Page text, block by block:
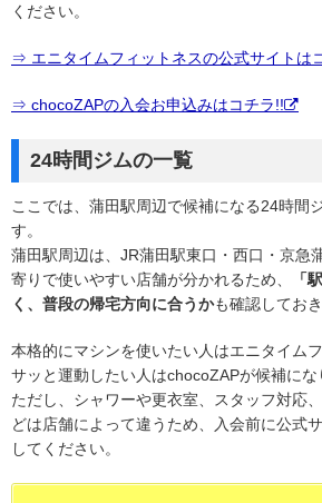
ください。
⇒ エニタイムフィットネスの公式サイトは
⇒ chocoZAPの入会お申込みはコチラ!!
24時間ジムの一覧
ここでは、蒲田駅周辺で候補になる24時間
す。
蒲田駅周辺は、JR蒲田駅東口・西口・京急
寄りで使いやすい店舗が分かれるため、
「
く、普段の帰宅方向に合うかも確認してお
本格的にマシンを使いたい人はエニタイム
サッと運動したい人はchocoZAPが候補にな
ただし、シャワーや更衣室、スタッフ対応
どは店舗によって違うため、入会前に公式
してください。